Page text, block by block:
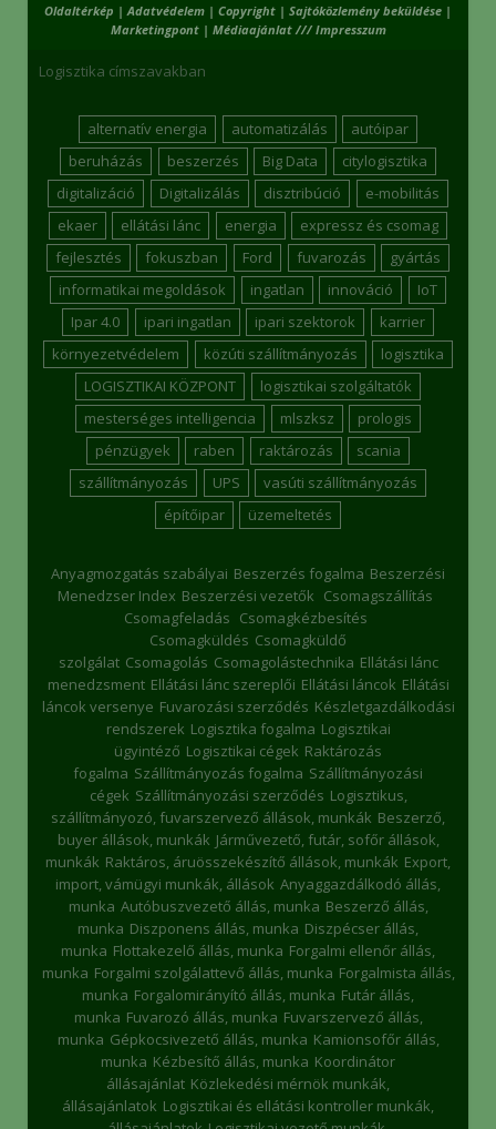
Oldaltérkép | Adatvédelem | Copyright | Sajtóközlemény beküldése |
Marketingpont| Médiaajánlat /// Impresszum
Logisztika címszavakban
alternatív energia automatizálás
autóipar
beruházás
beszerzés Big Data
citylogisztika
digitalizáció
Digitalizálás disztribúció
e-mobilitás
ekaer
ellátási lánc energia
expressz és csomag
fejlesztés
fokuszban Ford fuvarozás
gyártás
informatikai megoldások
ingatlan innováció
IoT
Ipar 4.0
ipari ingatlan ipari szektorok
karrier
környezetvédelem
közúti szállítmányozás
logisztika
LOGISZTIKAI KÖZPONT
logisztikai szolgáltatók
mesterséges intelligencia
mlszksz
prologis
pénzügyek
raben raktározás
scania
szállítmányozás
UPS
vasúti szállítmányozás
építőipar
üzemeltetés
Anyagmozgatás szabályai Beszerzés fogalma Beszerzési
Menedzser Index Beszerzési vezetők Csomagszállítás
Csomagfeladás Csomagkézbesítés
Csomagküldés Csomagküldő
szolgálat Csomagolás Csomagolástechnika Ellátási lánc
menedzsment Ellátási lánc szereplői Ellátási láncok Ellátási
láncok versenye Fuvarozási szerződés Készletgazdálkodási
rendszerek Logisztika fogalma Logisztikai
ügyintéző Logisztikai cégek Raktározás
fogalma Szállítmányozás fogalma Szállítmányozási
cégek Szállítmányozási szerződés Logisztikus,
szállítmányozó, fuvarszervező állások, munkák Beszerző,
buyer állások, munkák Járművezető, futár, sofőr állások,
munkák Raktáros, áruösszekészítő állások, munkák Export,
import, vámügyi munkák, állások Anyaggazdálkodó állás,
munka Autóbuszvezető állás, munka Beszerző állás,
munka Diszponens állás, munka Diszpécser állás,
munka Flottakezelő állás, munka Forgalmi ellenőr állás,
munka Forgalmi szolgálattevő állás, munka Forgalmista állás,
munka Forgalomirányító állás, munka Futár állás,
munka Fuvarozó állás, munka Fuvarszervező állás,
munka Gépkocsivezető állás, munka Kamionsofőr állás,
munka Kézbesítő állás, munka Koordinátor
állásajánlat Közlekedési mérnök munkák,
állásajánlatok Logisztikai és ellátási kontroller munkák,